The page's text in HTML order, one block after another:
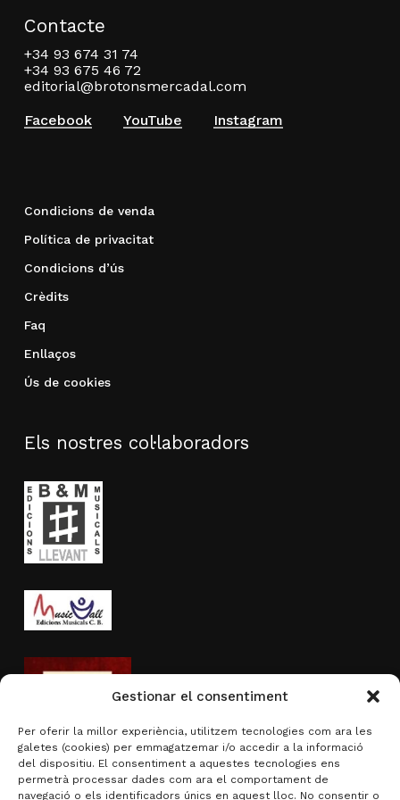
Gestionar el consentiment
Per oferir la millor experiència, utilitzem tecnologies com ara les
galetes (cookies) per emmagatzemar i/o accedir a la informació
del dispositiu. El consentiment a aquestes tecnologies ens
permetrà processar dades com ara el comportament de
navegació o els identificadors únics en aquest lloc. No consentir o
Contacte
+34 93 674 31 74
+34 93 675 46 72
editorial@brotonsmercadal.com
Facebook
YouTube Instagram
Condicions de venda
Política de privacitat
Condicions d’ús
Crèdits
Faq
Enllaços
Ús de cookies
Els nostres col·laboradors